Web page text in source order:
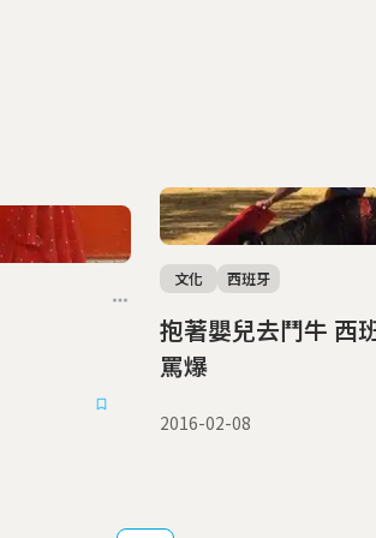
抱著嬰兒去鬥牛 西班牙名鬥士被
罵爆
文化 西班牙
2016-02-08